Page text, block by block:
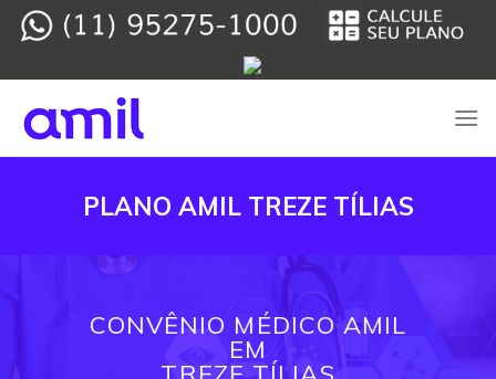
Skip
PLANO AMIL TREZE TÍLIAS
CONVÊNIO MÉDICO AMIL
EM